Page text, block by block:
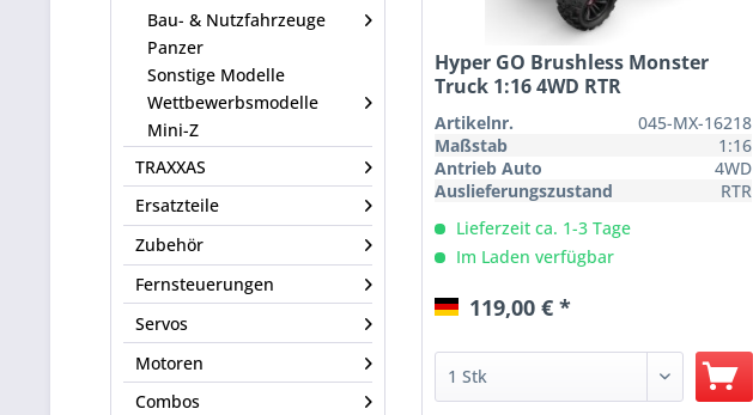
Bau- & Nutzfahrzeuge
Panzer
Sonstige Modelle
Wettbewerbsmodelle
Mini-Z
TRAXXAS
Ersatzteile
Zubehör
Fernsteuerungen
Servos
Motoren
Combos
Hyper GO Brushless Monster
Truck 1:16 4WD RTR
Artikelnr.
045-MX-16218
Maßstab
1:16
Antrieb Auto
4WD
Auslieferungszustand
RTR
Lieferzeit ca. 1-3 Tage
Im Laden verfügbar
119,00 € *